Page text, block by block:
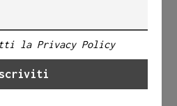
la Privacy Policy